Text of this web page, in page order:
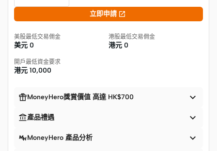
立即申請 
美股最低交易佣金
美元 0
港股最低交易佣金
港元 0
開戶最低資金要求
港元 10,000
MoneyHero獎賞價值 高達 HK$700 
產品禮遇 
MoneyHero 產品分析 